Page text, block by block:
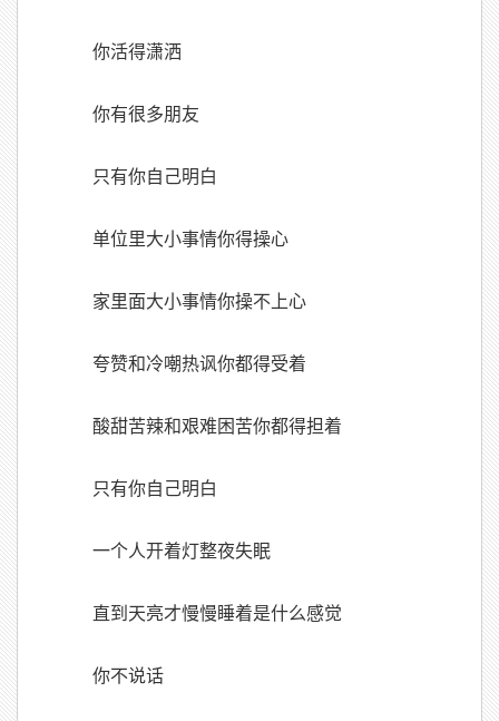
你活得潇洒
你有很多朋友
只有你自己明白
单位里大小事情你得操心
家里面大小事情你操不上心
夸赞和冷嘲热讽你都得受着
酸甜苦辣和艰难困苦你都得担着
只有你自己明白
一个人开着灯整夜失眠
直到天亮才慢慢睡着是什么感觉
你不说话